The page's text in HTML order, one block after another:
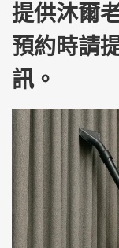
提供沐爾
預約時請
訊。